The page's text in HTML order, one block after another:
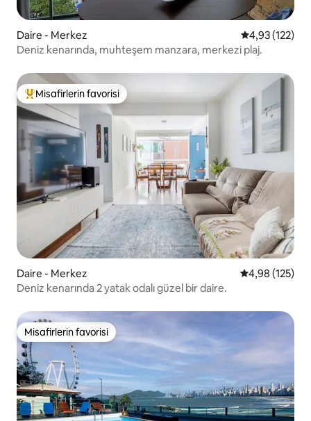
Daire - Merkez 5 üzerinden
4,93 (122)
Deniz kenarında, muhteşem manzara, merkezi plaj.
Misafirlerin favorilerinden en beğenilenler arasında
Misafirlerin favorisi
Daire - Merkez 5 üzerinden
4,98 (125)
Deniz kenarında 2 yatak odalı güzel bir daire.
Misafirlerin favorisi
Misafirlerin favorisi